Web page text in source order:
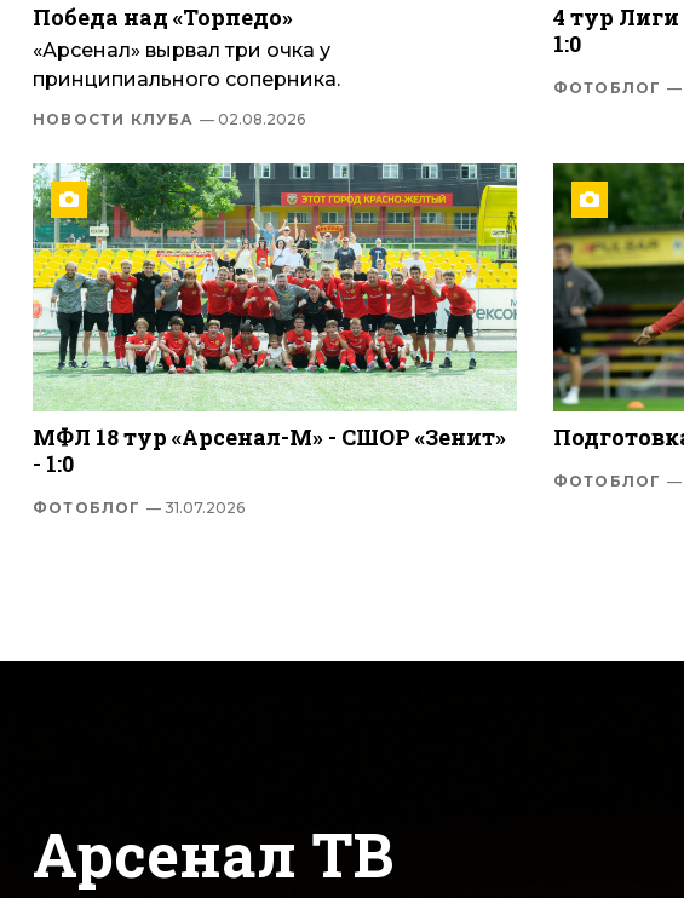
Победа над «Торпедо»
«Арсенал» вырвал три очка у
принципиального соперника.
НОВОСТИ КЛУБА — 02.08.2026
4 тур Лиги
1:0
ФОТОБЛОГ —
МФЛ 18 тур «Арсенал-М» - СШОР «Зенит»
- 1:0
ФОТОБЛОГ — 31.07.2026
ФОТОБЛОГ —
Арсенал ТВ